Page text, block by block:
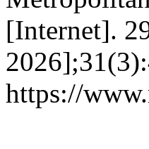
[Internet].
https://